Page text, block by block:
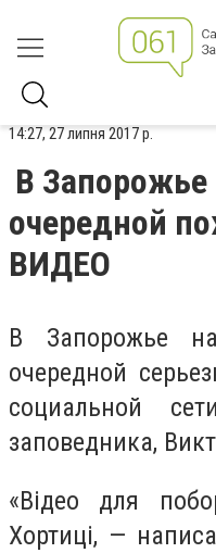
14:27, 27 липня 2017 р.
В Запорожье
очередной
ВИДЕО
В Запорожье
очередной
социальной
заповедника,
«Відео для
Хортиці, —